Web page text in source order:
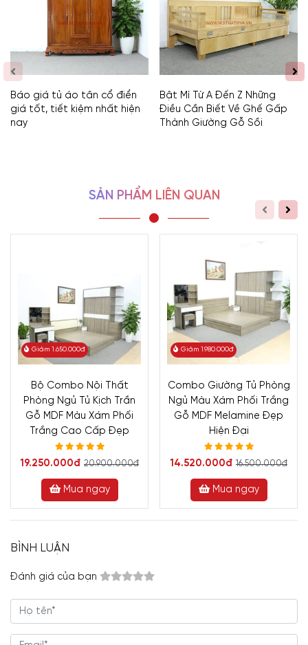
Báo giá tủ áo tân cổ điển
giá tốt, tiết kiệm nhất hiện
nay
Bật Mí Từ A Đến Z Những
Điều Cần Biết Về Ghế Gấp
Thành Giường Gỗ Sồi
SẢN PHẨM LIÊN QUAN
Giảm 1.650.000đ
Bộ Combo Nội Thất
Phòng Ngủ Tủ Kịch Trần
Gỗ MDF Màu Xám Phối
Trắng Cao Cấp Đẹp
19.250.000đ 20.900.000đ
Mua ngay
Giảm 1.980.000đ
Combo Giường Tủ Phòng
Ngủ Màu Xám Phối Trắng
Gỗ MDF Melamine Đẹp
Hiện Đại
14.520.000đ 16.500.000đ
Mua ngay
BÌNH LUẬN
Đánh giá của bạn